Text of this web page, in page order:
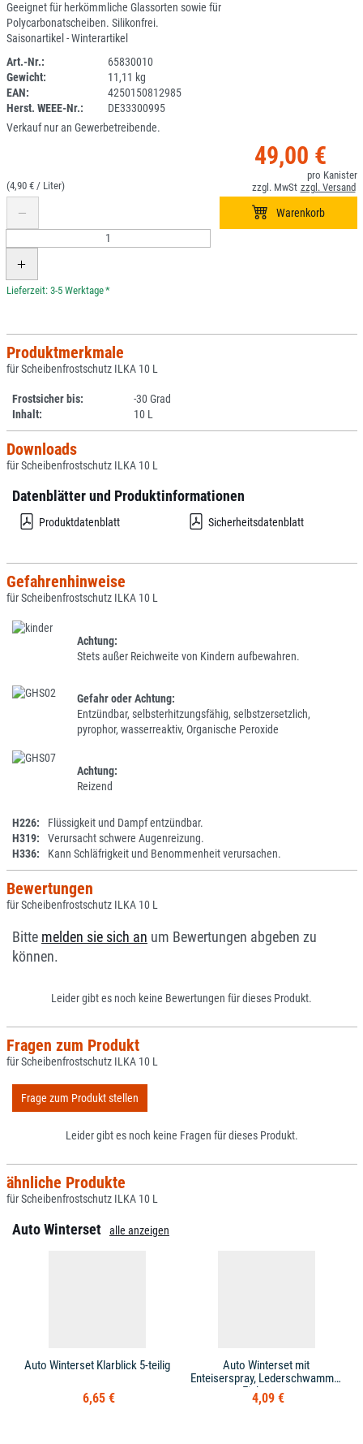
Geeignet für herkömmliche Glassorten sowie für
Polycarbonatscheiben. Silikonfrei.
Saisonartikel - Winterartikel
Art.-Nr.:
65830010
Gewicht:
11,11 kg
EAN:
4250150812985
Herst. WEEE-Nr.:
DE33300995
Verkauf nur an Gewerbetreibende.
49,00 €
(4,90 € / )
*
Produktmerkmale
für Scheibenfrostschutz ILKA 10 L
Frostsicher bis:
-30 Grad
Inhalt:
10 L
Downloads
für Scheibenfrostschutz ILKA 10 L
Datenblätter und Produktinformationen
Produktdatenblatt Sicherheitsdatenblatt
Gefahrenhinweise
für Scheibenfrostschutz ILKA 10 L
Achtung:
Stets außer Reichweite von Kindern aufbewahren.
Gefahr oder Achtung:
Entzündbar, selbsterhitzungsfähig, selbstzersetzlich,
pyrophor, wasserreaktiv, Organische Peroxide
Achtung:
Reizend
H226:
Flüssigkeit und Dampf entzündbar.
H319:
Verursacht schwere Augenreizung.
H336:
Kann Schläfrigkeit und Benommenheit verursachen.
Bewertungen
für Scheibenfrostschutz ILKA 10 L
Bitte melden sie sich an um Bewertungen abgeben zu
können.
Leider gibt es noch keine Bewertungen für dieses Produkt.
Fragen zum Produkt
für Scheibenfrostschutz ILKA 10 L
Frage zum Produkt stellen
Leider gibt es noch keine Fragen für dieses Produkt.
ähnliche Produkte
für Scheibenfrostschutz ILKA 10 L
Auto Winterset alle anzeigen
Auto Winterset Klarblick 5-teilig
6,65 €
Auto Winterset mit
Enteiserspray, Lederschwamm &
Eiskratzer
4,09 €